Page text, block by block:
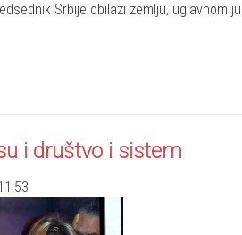
Srbije obilazi zemlju, uglavnom
i društvo i sistem